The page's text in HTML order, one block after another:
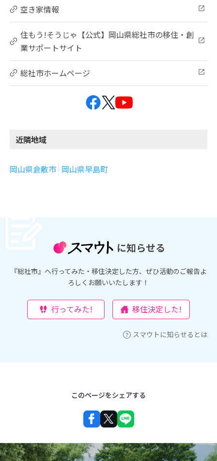
空き家情報
住もう!そうじゃ【公式】岡山県総社市の移住・創
業サポートサイト
総社市ホームページ
近隣地域
岡山県倉敷市 岡山県早島町
に知らせる
『総社市』へ行ってみた・移住決定した方、ぜひ活動のご報告よ
ろしくお願いいたします！
行ってみた! 移住決定した!
スマウトに知らせるとは
このページをシェアする